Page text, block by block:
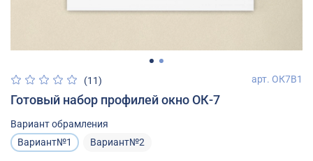
(11) арт. ОК7В1
Готовый набор профилей окно ОК-7
Вариант обрамления
Вариант№1
Вариант№2